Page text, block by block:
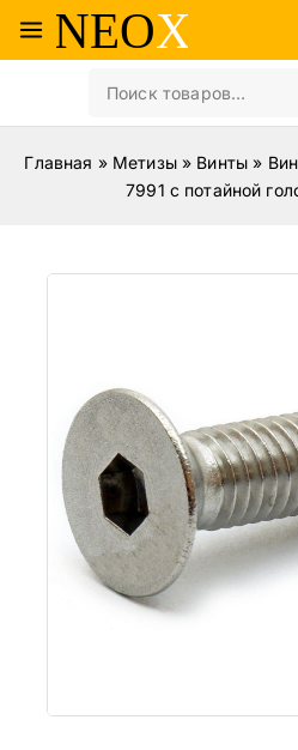
Главная » Метизы» Винты »
7991 с потайной